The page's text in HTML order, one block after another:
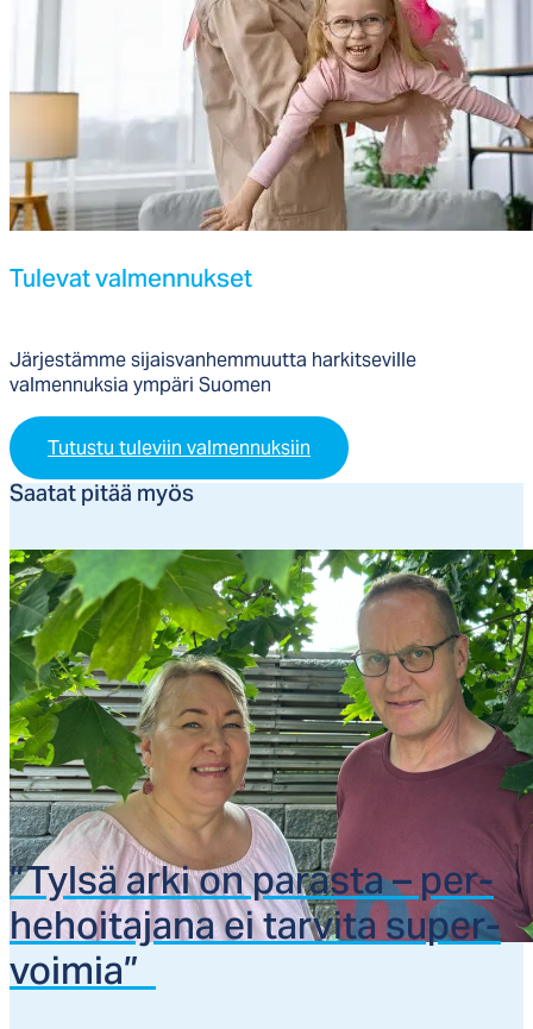
Tu­le­vat val­men­nuk­set
Järjestämme sijaisvanhemmuutta harkitseville
valmennuksia ympäri Suomen
Tutustu tuleviin valmennuksiin
Saa­tat pi­tää myös
”Tyl­sä ar­ki on pa­ras­ta – per­
he­hoi­ta­ja­na ei tar­vi­ta su­per­
voi­mia”